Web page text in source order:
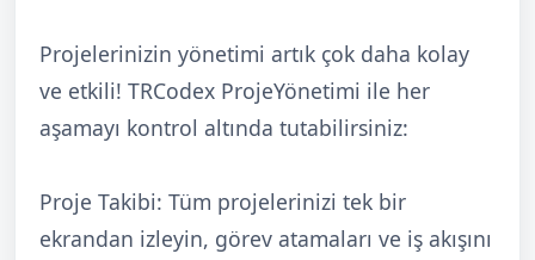
Projelerinizin yönetimi artık çok daha kolay
ve etkili! TRCodex ProjeYönetimi ile her
aşamayı kontrol altında tutabilirsiniz:
Proje Takibi: Tüm projelerinizi tek bir
ekrandan izleyin, görev atamaları ve iş akışını